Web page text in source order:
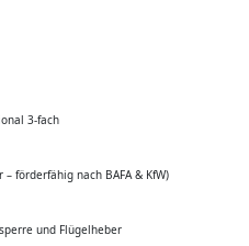
3-fach
förderfähig nach BAFA & KfW)
und Flügelheber